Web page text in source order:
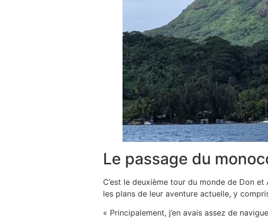
Le passage du
C’est le deuxième tour du monde de Don
les plans de leur aventure actuelle, y
« Principalement, j’en avais assez de